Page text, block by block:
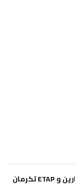
للسنة الرابعة على التوالي: مازارين و ETAP تكرمان